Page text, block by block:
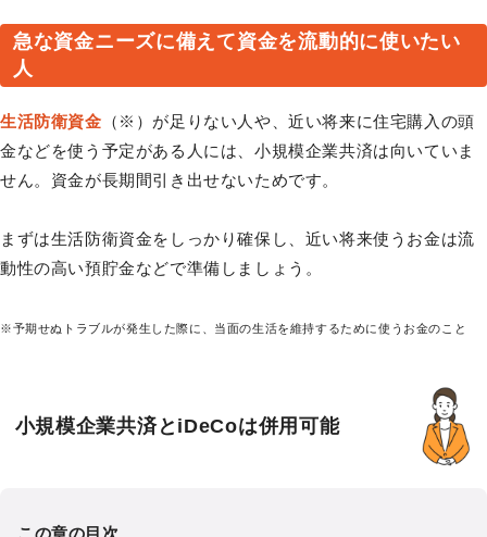
急な資金ニーズに備えて資金を流動的に使いたい
人
生活防衛資金 （※）が足りない人や、近い将来に住宅購入の頭
金などを使う予定がある人には、小規模企業共済は向いていま
せん。資金が長期間引き出せないためです。
まずは生活防衛資金をしっかり確保し、近い将来使うお金は流
動性の高い預貯金などで準備しましょう。
※予期せぬトラブルが発生した際に、当面の生活を維持するために使うお金のこと
小規模企業共済とiDeCoは併用可能
この章の目次